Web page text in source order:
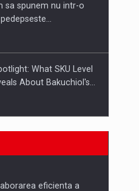
peste 25…
sa spunem nu intr-o
What SKU Level
About Bakuchiol's…
comerciantii care nu
eficienta a